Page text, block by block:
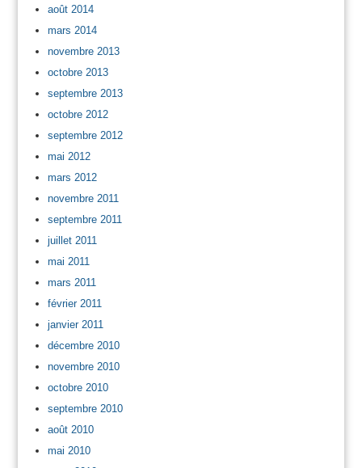
août 2014
mars 2014
novembre 2013
octobre 2013
septembre 2013
octobre 2012
septembre 2012
mai 2012
mars 2012
novembre 2011
septembre 2011
juillet 2011
mai 2011
mars 2011
février 2011
janvier 2011
décembre 2010
novembre 2010
octobre 2010
septembre 2010
août 2010
mai 2010